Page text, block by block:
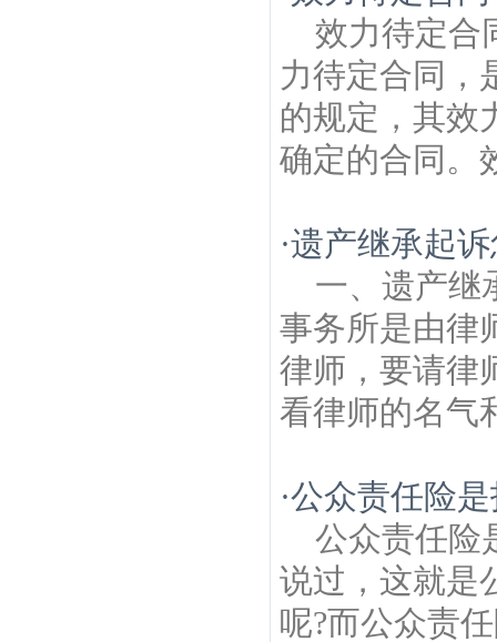
效力待定合
力待定合同，
的规定，其效
确定的合同。
·遗产继承起
一、遗产继
事务所是由律
律师，要请律
看律师的名气
·公众责任险
公众责任险
说过，这就是
呢?而公众责